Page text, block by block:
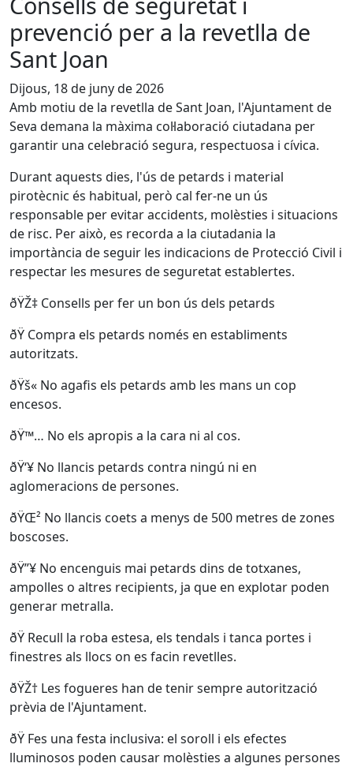
prevenció per a la revetlla de
Sant Joan
Dijous, 18 de juny de 2026
Amb motiu de la revetlla de Sant Joan, l'Ajuntament de
Seva demana la màxima col·laboració ciutadana per
garantir una celebració segura, respectuosa i cívica.
Durant aquests dies, l'ús de petards i material
pirotècnic és habitual, però cal fer-ne un ús
responsable per evitar accidents, molèsties i situacions
de risc. Per això, es recorda a la ciutadania la
importància de seguir les indicacions de Protecció Civil i
respectar les mesures de seguretat establertes.
ðŸŽ‡ Consells per fer un bon ús dels petards
ðŸ Compra els petards només en establiments
autoritzats.
ðŸš« No agafis els petards amb les mans un cop
encesos.
ðŸ™… No els apropis a la cara ni al cos.
ðŸ‘¥ No llancis petards contra ningú ni en
aglomeracions de persones.
ðŸŒ² No llancis coets a menys de 500 metres de zones
boscoses.
ðŸ”¥ No encenguis mai petards dins de totxanes,
ampolles o altres recipients, ja que en explotar poden
generar metralla.
ðŸ Recull la roba estesa, els tendals i tanca portes i
finestres als llocs on es facin revetlles.
ðŸŽ† Les fogueres han de tenir sempre autorització
prèvia de l'Ajuntament.
ðŸ Fes una festa inclusiva: el soroll i els efectes
lluminosos poden causar molèsties a algunes persones